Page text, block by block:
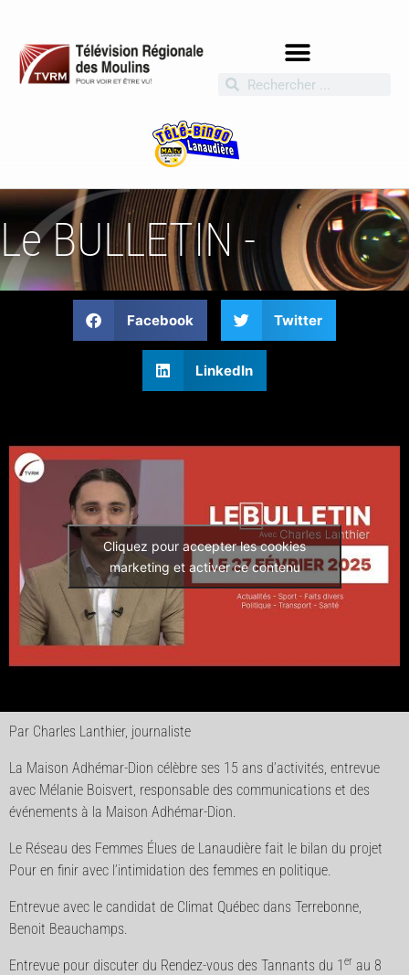
Le BULLETIN -
Facebook Twitter
LinkedIn
Cliquez pour accepter les cookies
marketing et activer ce contenu
Par Charles Lanthier, journaliste
La Maison Adhémar-Dion célèbre ses 15 ans d’activités, entrevue
avec Mélanie Boisvert, responsable des communications et des
événements à la Maison Adhémar-Dion.
Le Réseau des Femmes Élues de Lanaudière fait le bilan du projet
Pour en finir avec l’intimidation des femmes en politique.
Entrevue avec le candidat de Climat Québec dans Terrebonne,
Benoit Beauchamps.
Entrevue pour discuter du Rendez-vous des Tannants du 1 er au 8